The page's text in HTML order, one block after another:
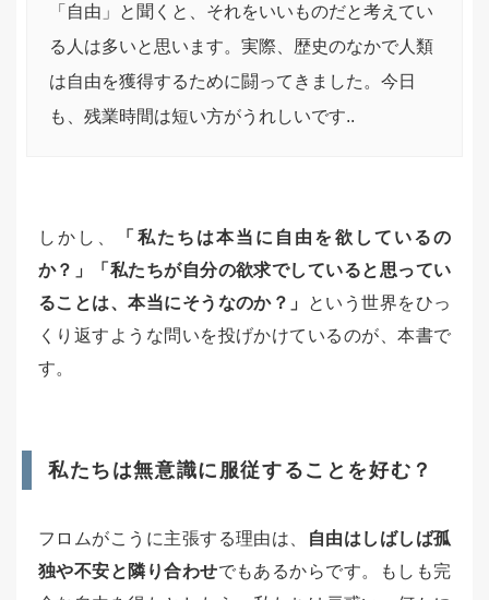
「自由」と聞くと、それをいいものだと考えてい
る人は多いと思います。実際、歴史のなかで人類
は自由を獲得するために闘ってきました。今日
も、残業時間は短い方がうれしいです..
しかし、
「私たちは本当に自由を欲しているの
か？」「私たちが自分の欲求でしていると思ってい
ることは、本当にそうなのか？」
という世界をひっ
くり返すような問いを投げかけているのが、本書で
す。
私たちは無意識に服従することを好む？
フロムがこうに主張する理由は、
自由はしばしば孤
独や不安と隣り合わせでもあるからです。もしも完